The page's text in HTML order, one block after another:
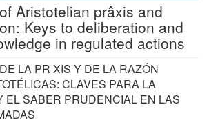
Aristotelian prâxis and
Keys to deliberation and
in regulated actions
LA PR XIS Y DE LA RAZÓN
CLAVES PARA LA
EL SABER PRUDENCIAL EN LAS